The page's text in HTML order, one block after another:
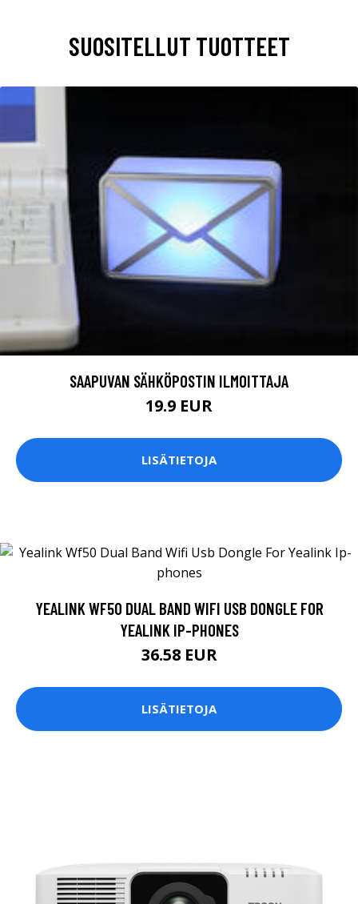
SUOSITELLUT TUOTTEET
SAAPUVAN SÄHKÖPOSTIN ILMOITTAJA
19.9 EUR
LISÄTIETOJA
YEALINK WF50 DUAL BAND WIFI USB DONGLE FOR
YEALINK IP-PHONES
36.58 EUR
LISÄTIETOJA